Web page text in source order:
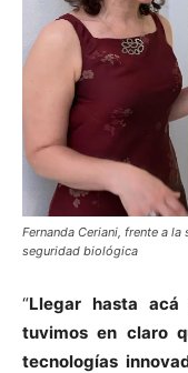
Fernanda Ceriani, frente a
seguridad biológica
“Llegar hasta
tuvimos en claro
tecnologías